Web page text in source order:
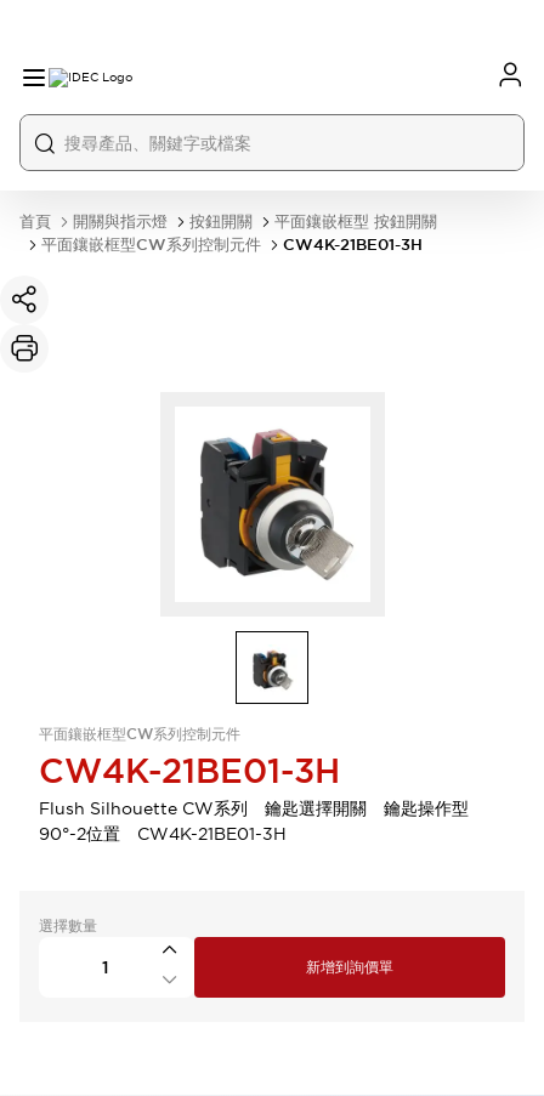
首頁 開關與指示燈 按鈕開關
平面鑲嵌框型 按鈕開關
平面鑲嵌框型CW系列控制元件
CW4K-21BE01-3H
平面鑲嵌框型CW系列控制元件
CW4K-21BE01-3H
Flush Silhouette CW系列 鑰匙選擇開關 鑰匙操作型
90°-2位置 CW4K-21BE01-3H
選擇數量
新增到詢價單